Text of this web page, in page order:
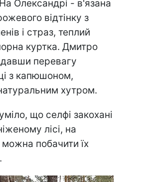
Олександрі - в'язана
відтінку з
і страз, теплий
куртка. Дмитро
перевагу
з капюшоном,
хутром.
що селфі закохані
лісі, на
побачити їх